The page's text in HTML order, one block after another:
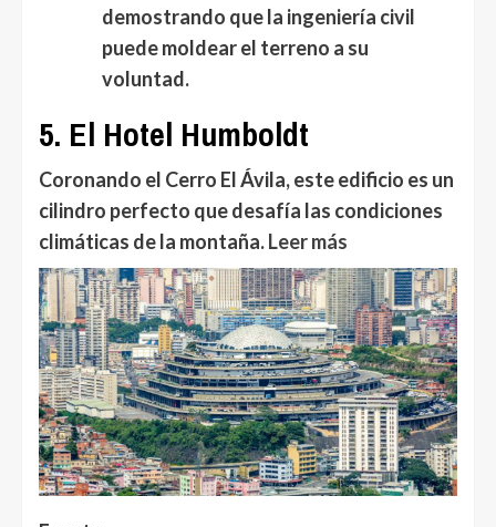
demostrando que la ingeniería civil
puede moldear el terreno a su
voluntad.
5. El Hotel Humboldt
Coronando el Cerro El Ávila, este edificio es un
cilindro perfecto que desafía las condiciones
climáticas de la montaña.Leer más